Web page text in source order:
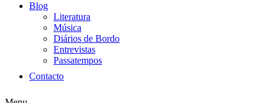
Blog
Literatura
Música
Diários de Bordo
Entrevistas
Passatempos
Contacto